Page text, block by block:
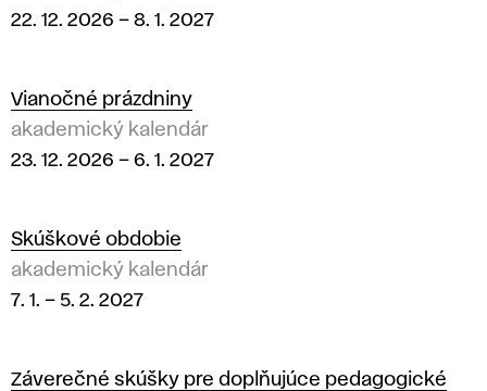
22. 12. 2026 – 8. 1. 2027
Vianočné prázdniny
akademický kalendár
23. 12. 2026 – 6. 1. 2027
Skúškové obdobie
akademický kalendár
7. 1. – 5. 2. 2027
Záverečné skúšky pre doplňujúce pedagogické